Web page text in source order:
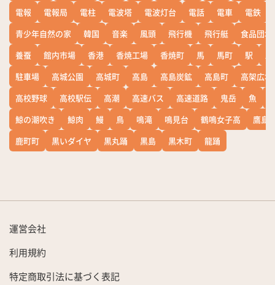
電報
電報局 電柱 電波塔 電波灯台 電話 電車 電鉄
青少年自然の家
韓国 音楽 風頭 飛行機 飛行艇
食品団地
養蚕
館内市場 香港 香焼工場 香焼町 馬 馬町 駅
駐車場
高城公園 高城町 高島 高島炭鉱 高島町
高架広場
高校野球
高校駅伝 高潮 高速バス 高速道路 鬼岳 魚
鯨の潮吹き
鯨肉 鰻 鳥 鳴滝 鳴見台 鶴鳴女子高
鷹島
鹿町町
黒いダイヤ 黒丸踊 黒島 黒木町 龍踊
運営会社
利用規約
特定商取引法に基づく表記